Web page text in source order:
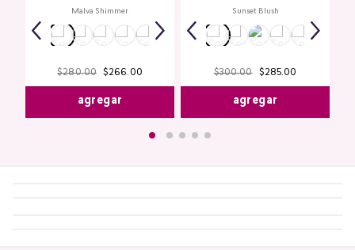
Look
Malva Shimmer
$280.00 $266.00
agregar
Sunset Blush
$300.00 $285.00
agregar